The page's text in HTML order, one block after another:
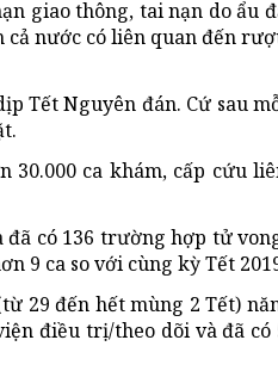
giao thông, tai nạn do ẩu
nước có liên quan đến
Tết Nguyên đán. Cứ sau
30.000 ca khám, cấp cứu
đã có 136 trường hợp tử
9 ca so với cùng kỳ Tết
29 đến hết mùng 2 Tết)
điều trị/theo dõi và đã có